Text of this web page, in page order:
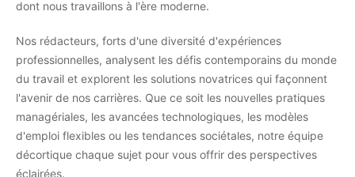
dont nous travaillons à l'ère moderne.
Nos rédacteurs, forts d'une diversité d'expériences
professionnelles, analysent les défis contemporains du monde
du travail et explorent les solutions novatrices qui façonnent
l'avenir de nos carrières. Que ce soit les nouvelles pratiques
managériales, les avancées technologiques, les modèles
d'emploi flexibles ou les tendances sociétales, notre équipe
décortique chaque sujet pour vous offrir des perspectives
éclairées.